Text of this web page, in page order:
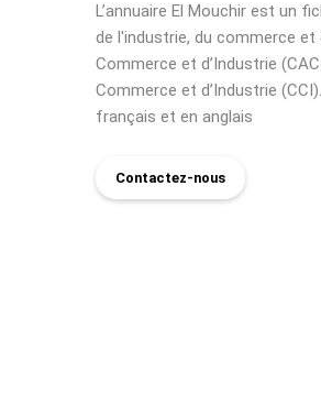
L’annuaire El Mouchir est un
de l'industrie, du commerce et
Commerce et d’Industrie
Commerce et d’Industrie
français et en anglais
Contactez-nous